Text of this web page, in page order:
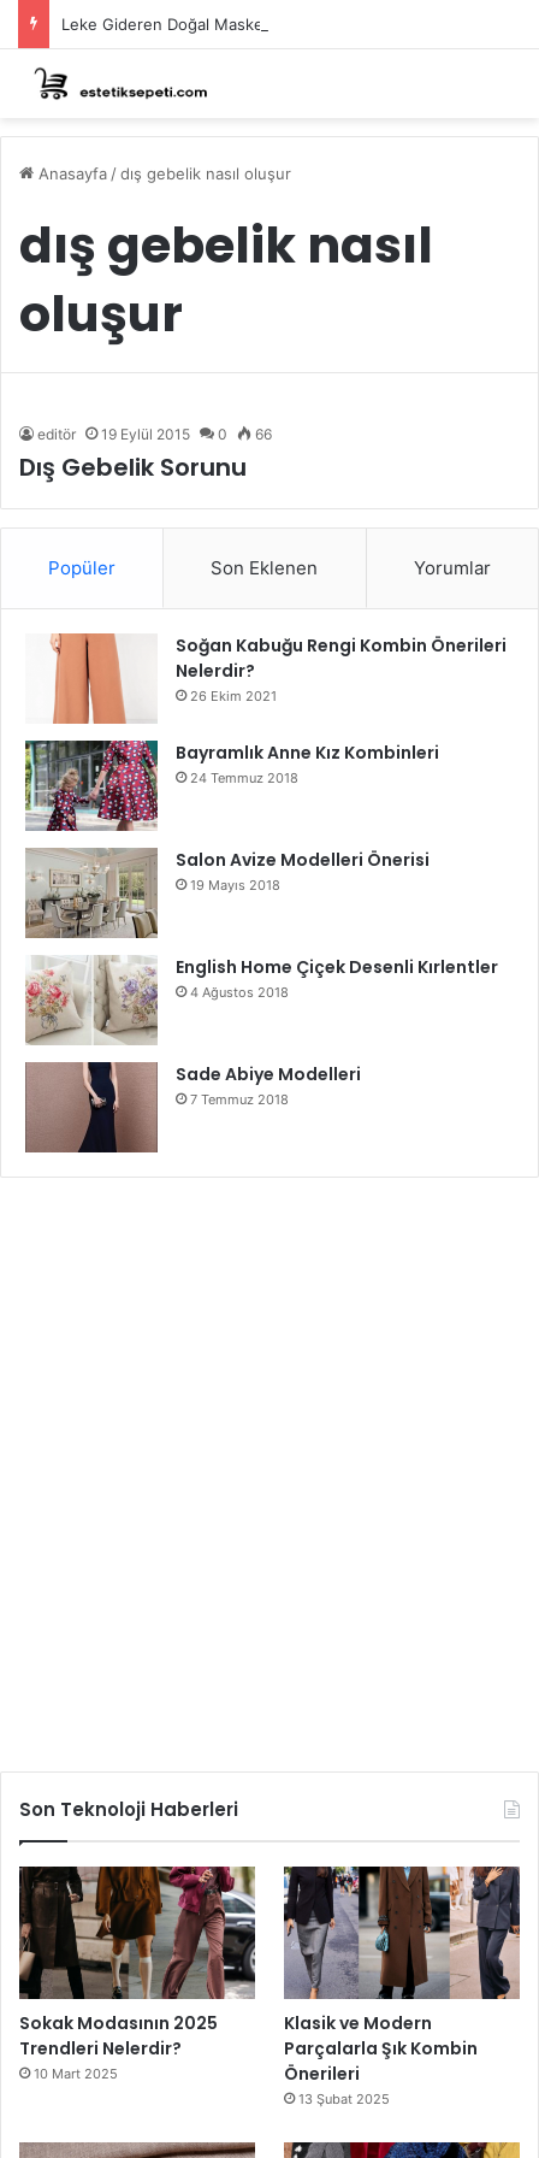
Leke Gideren Doğal Maskeler Nasıl Yapılır?
Anasayfa /dış gebelik nasıl oluşur
dış gebelik nasıl
oluşur
editör 19 Eylül 2015 0 66
Dış Gebelik Sorunu
Popüler Son Eklenen Yorumlar
Soğan Kabuğu Rengi Kombin Önerileri
Nelerdir?
26 Ekim 2021
Bayramlık Anne Kız Kombinleri
24 Temmuz 2018
Salon Avize Modelleri Önerisi
19 Mayıs 2018
English Home Çiçek Desenli Kırlentler
4 Ağustos 2018
Sade Abiye Modelleri
7 Temmuz 2018
Son Teknoloji Haberleri
Sokak Modasının 2025
Trendleri Nelerdir?
10 Mart 2025
Klasik ve Modern
Parçalarla Şık Kombin
Önerileri
13 Şubat 2025